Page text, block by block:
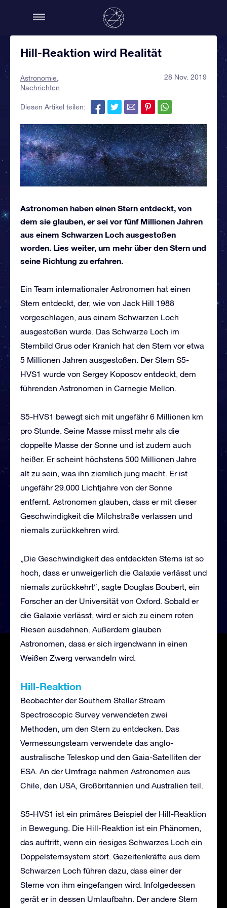
Hill-Reaktion wird Realität
Astronomie
Nachrichten
28 Nov. 2019
Diesen Artikel teilen:
Astronomen haben einen Stern entdeckt, von
dem sie glauben, er sei vor fünf Millionen Jahren
aus einem Schwarzen Loch ausgestoßen
worden. Lies weiter, um mehr über den Stern und
seine Richtung zu erfahren.
Ein Team internationaler Astronomen hat einen
Stern entdeckt, der, wie von Jack Hill 1988
vorgeschlagen, aus einem Schwarzen Loch
ausgestoßen wurde. Das Schwarze Loch im
Sternbild Grus oder Kranich hat den Stern vor etwa
5 Millionen Jahren ausgestoßen. Der Stern S5-
HVS1 wurde von Sergey Koposov entdeckt, dem
führenden Astronomen in Carnegie Mellon.
S5-HVS1 bewegt sich mit ungefähr 6 Millionen km
pro Stunde. Seine Masse misst mehr als die
doppelte Masse der Sonne und ist zudem auch
heißer. Er scheint höchstens 500 Millionen Jahre
alt zu sein, was ihn ziemlich jung macht. Er ist
ungefähr 29.000 Lichtjahre von der Sonne
entfernt. Astronomen glauben, dass er mit dieser
Geschwindigkeit die Milchstraße verlassen und
niemals zurückkehren wird.
„Die Geschwindigkeit des entdeckten Sterns ist so
hoch, dass er unweigerlich die Galaxie verlässt und
niemals zurückkehrt“, sagte Douglas Boubert, ein
Forscher an der Universität von Oxford. Sobald er
die Galaxie verlässt, wird er sich zu einem roten
Riesen ausdehnen. Außerdem glauben
Astronomen, dass er sich irgendwann in einen
Weißen Zwerg verwandeln wird.
Hill-Reaktion
Beobachter der Southern Stellar Stream
Spectroscopic Survey verwendeten zwei
Methoden, um den Stern zu entdecken. Das
Vermessungsteam verwendete das anglo-
australische Teleskop und den Gaia-Satelliten der
ESA. An der Umfrage nahmen Astronomen aus
Chile, den USA, Großbritannien und Australien teil.
S5-HVS1 ist ein primäres Beispiel der Hill-Reaktion
in Bewegung. Die Hill-Reaktion ist ein Phänomen,
das auftritt, wenn ein riesiges Schwarzes Loch ein
Doppelsternsystem stört. Gezeitenkräfte aus dem
Schwarzen Loch führen dazu, dass einer der
Sterne von ihm eingefangen wird. Infolgedessen
gerät er in dessen Umlaufbahn. Der andere Stern